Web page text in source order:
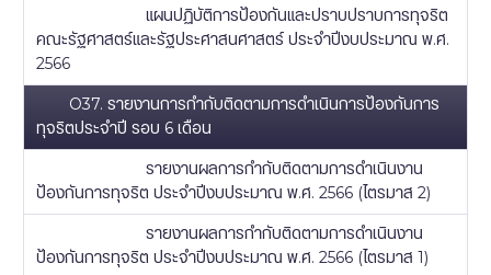
แผนปฏิบัติการป้องกันและปราบปราบการทุจริต
คณะรัฐศาสตร์และรัฐประศาสนศาสตร์ ประจำปีงบประมาณ พ.ศ.
2566
O37. รายงานการกำกับติดตามการดำเนินการป้องกันการ
ทุจริตประจำปี รอบ 6 เดือน
รายงานผลการกำกับติดตามการดำเนินงาน
ป้องกันการทุจริต ประจำปีงบประมาณ พ.ศ. 2566 (ไตรมาส 2)
รายงานผลการกำกับติดตามการดำเนินงาน
ป้องกันการทุจริต ประจำปีงบประมาณ พ.ศ. 2566 (ไตรมาส 1)